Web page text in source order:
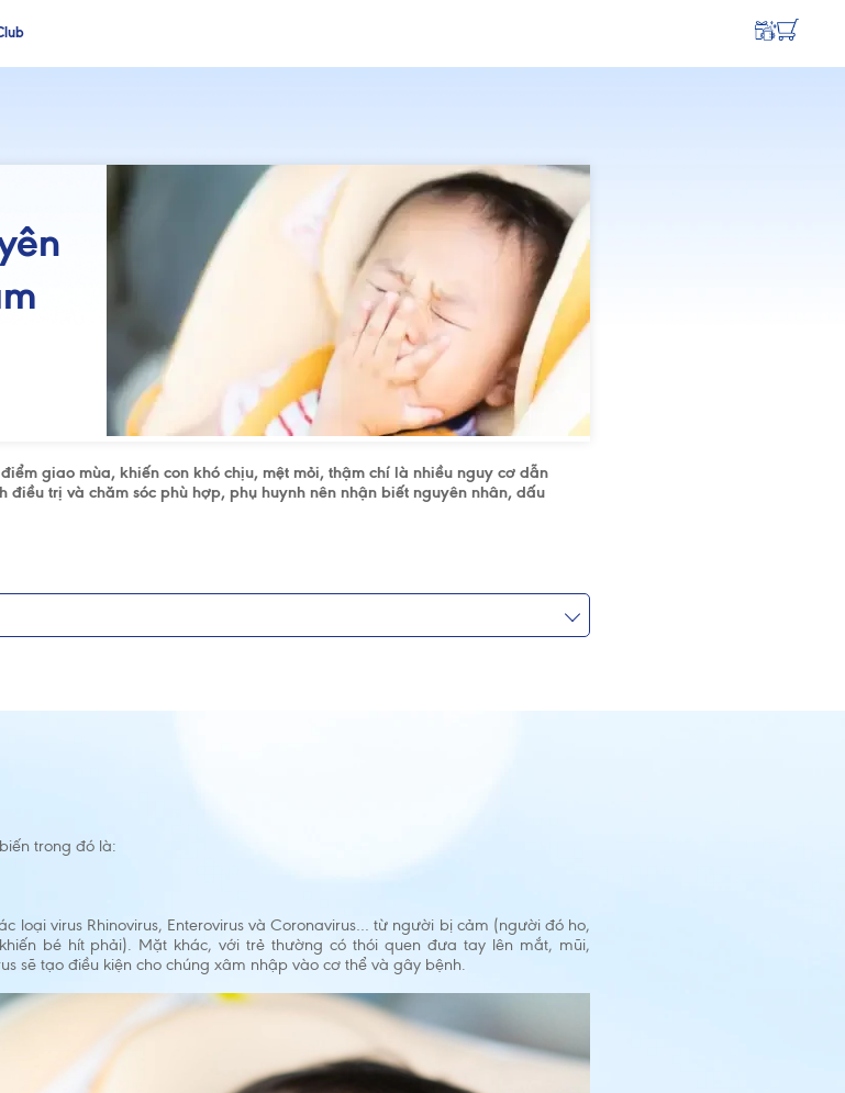
giao mùa, khiến con khó chịu, mệt mỏi, thậm chí là nhiều nguy cơ dẫn
điều trị và chăm sóc phù hợp, phụ huynh nên nhận biết nguyên nhân, dấu
trong đó là:
loại virus Rhinovirus, Enterovirus và Coronavirus… từ người bị cảm (người đó ho,
bé hít phải). Mặt khác, với trẻ thường có thói quen đưa tay lên mắt, mũi,
sẽ tạo điều kiện cho chúng xâm nhập vào cơ thể và gây bệnh.